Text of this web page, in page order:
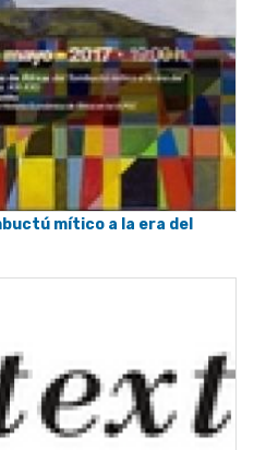
mítico a la era del